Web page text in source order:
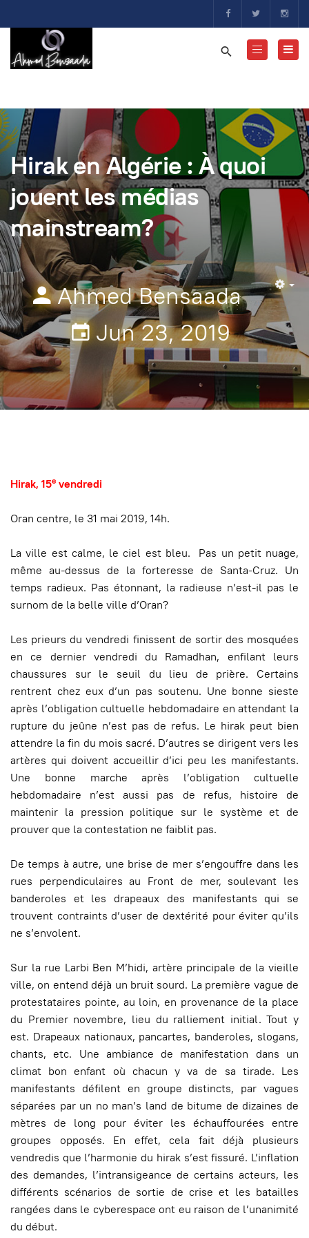
Hirak en Algérie : À quoi
jouent les médias
mainstream?
Ahmed Bensaada
Jun 23, 2019
Hirak, 15e vendredi
Oran centre, le 31 mai 2019, 14h.
La ville est calme, le ciel est bleu. Pas un petit nuage,
même au-dessus de la forteresse de Santa-Cruz. Un
temps radieux. Pas étonnant, la radieuse n’est-il pas le
surnom de la belle ville d’Oran?
Les prieurs du vendredi finissent de sortir des mosquées
en ce dernier vendredi du Ramadhan, enfilant leurs
chaussures sur le seuil du lieu de prière. Certains
rentrent chez eux d’un pas soutenu. Une bonne sieste
après l’obligation cultuelle hebdomadaire en attendant la
rupture du jeûne n’est pas de refus. Le hirak peut bien
attendre la fin du mois sacré. D’autres se dirigent vers les
artères qui doivent accueillir d’ici peu les manifestants.
Une bonne marche après l’obligation cultuelle
hebdomadaire n’est aussi pas de refus, histoire de
maintenir la pression politique sur le système et de
prouver que la contestation ne faiblit pas.
De temps à autre, une brise de mer s’engouffre dans les
rues perpendiculaires au Front de mer, soulevant les
banderoles et les drapeaux des manifestants qui se
trouvent contraints d’user de dextérité pour éviter qu’ils
ne s’envolent.
Sur la rue Larbi Ben M’hidi, artère principale de la vieille
ville, on entend déjà un bruit sourd. La première vague de
protestataires pointe, au loin, en provenance de la place
du Premier novembre, lieu du ralliement initial. Tout y
est. Drapeaux nationaux, pancartes, banderoles, slogans,
chants, etc. Une ambiance de manifestation dans un
climat bon enfant où chacun y va de sa tirade. Les
manifestants défilent en groupe distincts, par vagues
séparées par un no man’s land de bitume de dizaines de
mètres de long pour éviter les échauffourées entre
groupes opposés. En effet, cela fait déjà plusieurs
vendredis que l’harmonie du hirak s’est fissuré. L’inflation
des demandes, l’intransigeance de certains acteurs, les
différents scénarios de sortie de crise et les batailles
rangées dans le cyberespace ont eu raison de l’unanimité
du début.